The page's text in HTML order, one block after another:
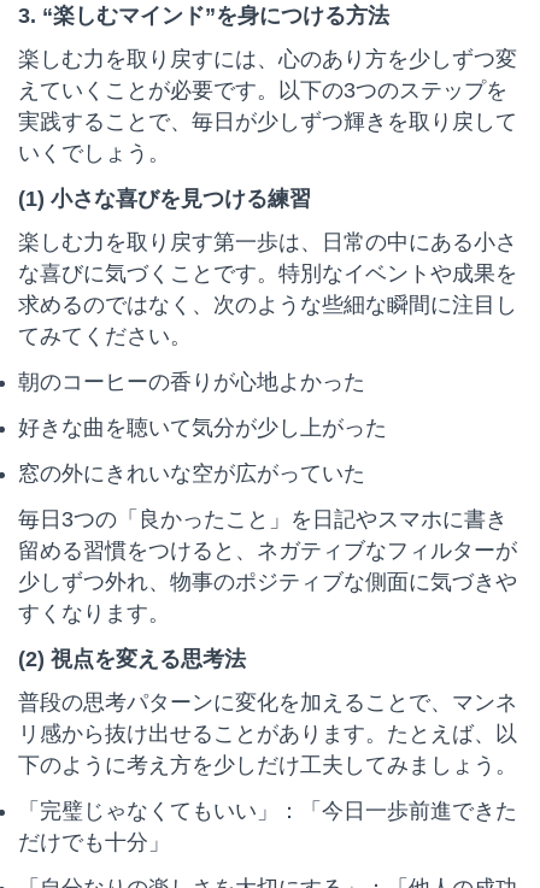
3. “楽しむマインド”を身につける方法
楽しむ力を取り戻すには、心のあり方を少しずつ変
えていくことが必要です。以下の3つのステップを
実践することで、毎日が少しずつ輝きを取り戻して
いくでしょう。
(1) 小さな喜びを見つける練習
楽しむ力を取り戻す第一歩は、日常の中にある小さ
な喜びに気づくことです。特別なイベントや成果を
求めるのではなく、次のような些細な瞬間に注目し
てみてください。
朝のコーヒーの香りが心地よかった
好きな曲を聴いて気分が少し上がった
窓の外にきれいな空が広がっていた
毎日3つの「良かったこと」を日記やスマホに書き
留める習慣をつけると、ネガティブなフィルターが
少しずつ外れ、物事のポジティブな側面に気づきや
すくなります。
(2) 視点を変える思考法
普段の思考パターンに変化を加えることで、マンネ
リ感から抜け出せることがあります。たとえば、以
下のように考え方を少しだけ工夫してみましょう。
「完璧じゃなくてもいい」：「今日一歩前進できた
だけでも十分」